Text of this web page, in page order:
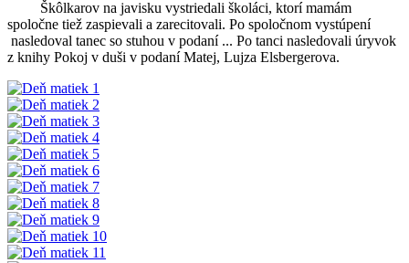
Škôlkarov na javisku vystriedali školáci, ktorí mamám
spoločne tiež zaspievali a zarecitovali. Po spoločnom vystúpení
nasledoval tanec so stuhou v podaní ... Po tanci nasledovali úryvok
z knihy Pokoj v duši v podaní Matej, Lujza Elsbergerova.